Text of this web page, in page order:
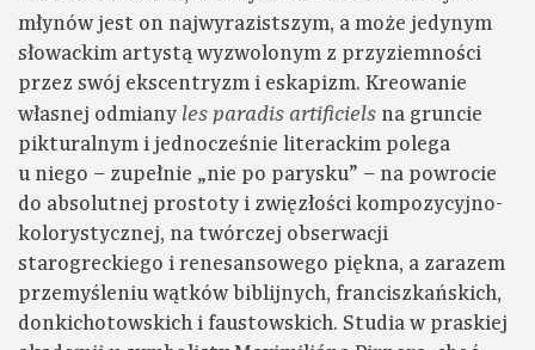
młynów jest on najwyrazistszym, a może jedynym
słowackim artystą wyzwolonym z przyziemności
przez swój ekscentryzm i eskapizm. Kreowanie
własnej odmiany les paradis artificiels na gruncie
pikturalnym i jednocześnie literackim polega
u niego – zupełnie „nie po parysku” – na powrocie
do absolutnej prostoty i zwięzłości kompozycyjno-
kolorystycznej, na twórczej obserwacji
starogreckiego i renesansowego piękna, a zarazem
przemyśleniu wątków biblijnych, franciszkańskich,
donkichotowskich i faustowskich. Studia w praskiej